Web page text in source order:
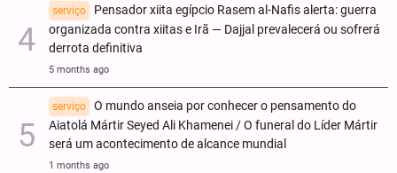
serviço
Pensador xiita egípcio Rasem al-Nafis alerta: guerra
organizada contra xiitas e Irã — Dajjal prevalecerá ou sofrerá
derrota definitiva
5 months ago
serviço
O mundo anseia por conhecer o pensamento do
Aiatolá Mártir Seyed Ali Khamenei / O funeral do Líder Mártir
será um acontecimento de alcance mundial
1 months ago